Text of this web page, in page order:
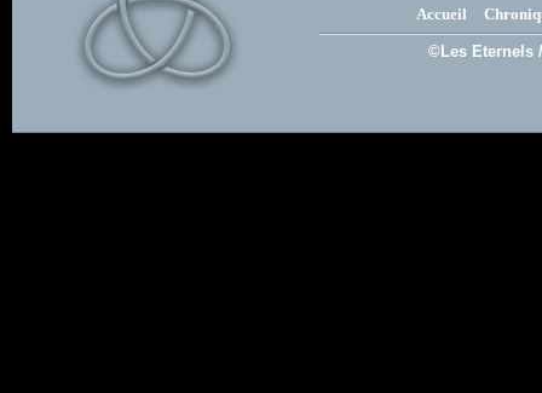
Accueil
©Les Eternels